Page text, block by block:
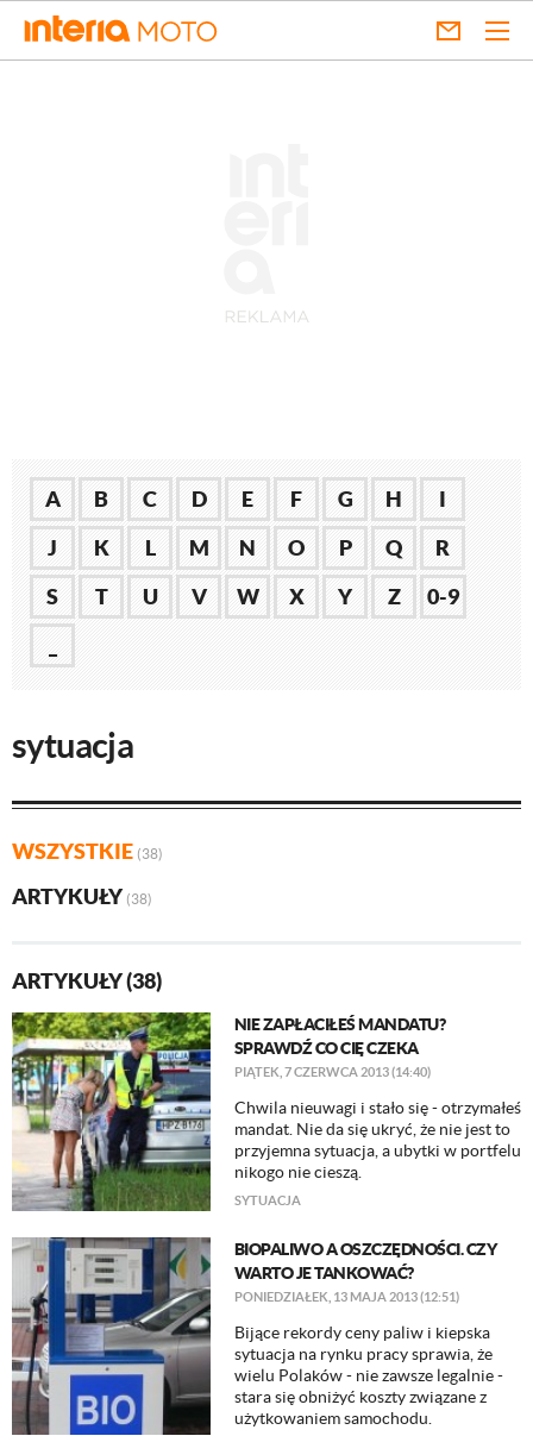
A B C D E F G H
I
J
K L M N O P Q
R
S
T U V W X Y Z
0-9
sytuacja
WSZYSTKIE (38)
ARTYKUŁY (38)
ARTYKUŁY (38)
NIE ZAPŁACIŁEŚ MANDATU?
SPRAWDŹ CO CIĘ CZEKA
PIĄTEK, 7 CZERWCA 2013 (14:40)
Chwila nieuwagi i stało się - otrzymałeś
mandat. Nie da się ukryć, że nie jest to
przyjemna sytuacja, a ubytki w portfelu
nikogo nie cieszą.
SYTUACJA
BIOPALIWO A OSZCZĘDNOŚCI. CZY
WARTO JE TANKOWAĆ?
PONIEDZIAŁEK, 13 MAJA 2013 (12:51)
Bijące rekordy ceny paliw i kiepska
sytuacja na rynku pracy sprawia, że
wielu Polaków - nie zawsze legalnie -
stara się obniżyć koszty związane z
użytkowaniem samochodu.